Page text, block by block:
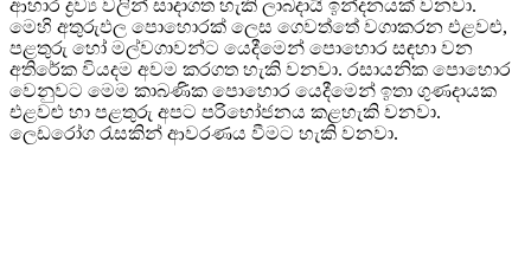
ආහාර ද්‍රව්‍ය වලින් සාදාගත හැකි ලාබදායි ඉන්දනයක් වනවා.
මෙහි අතුරුඵල පොහොරක් ලෙස ගෙවත්තේ වගාකරන එළවළු,
පළතුරු හෝ මල්වගාවන්ට යෙදීමෙන් පොහොර සඳහා වන
අතිරේක වියදම අවම කරගත හැකි වනවා. රසායනික පොහොර
වෙනුවට මෙම කාබණික පොහොර යෙදීමෙන් ඉතා ගුණදායක
එළවළු හා පළතුරු අපට පරිභෝජනය කළහැකි වනවා.
ලෙඩරෝග රැසකින් ආවරණය වීමට හැකි වනවා.